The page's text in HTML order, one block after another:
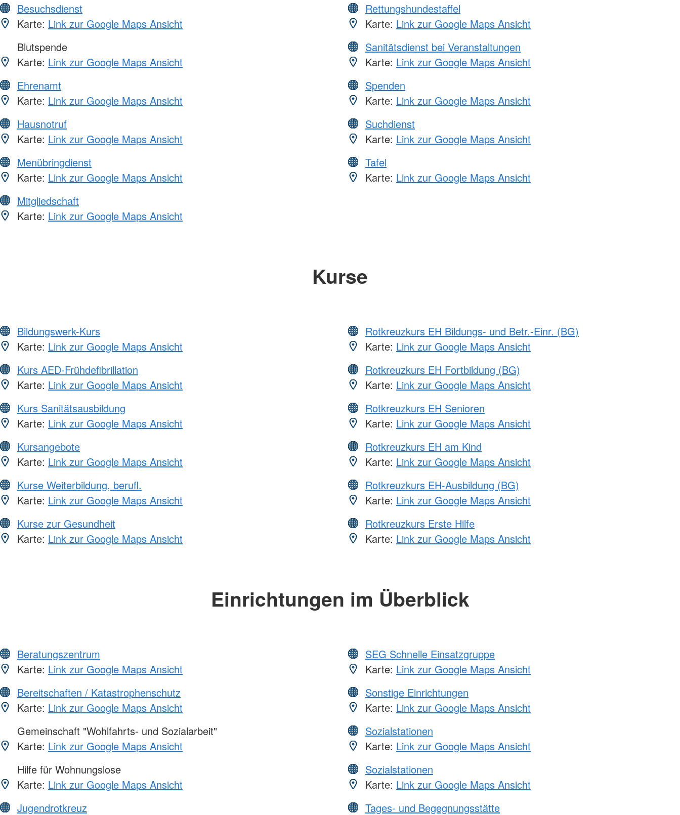
Besuchsdienst
Karte: Link zur Google Maps Ansicht
Blutspende
Karte: Link zur Google Maps Ansicht
Ehrenamt
Karte: Link zur Google Maps Ansicht
Hausnotruf
Karte: Link zur Google Maps Ansicht
Menübringdienst
Karte: Link zur Google Maps Ansicht
Mitgliedschaft
Karte: Link zur Google Maps Ansicht
Rettungshundestaffel
Karte: Link zur Google Maps Ansicht
Sanitätsdienst bei Veranstaltungen
Karte: Link zur Google Maps Ansicht
Spenden
Karte: Link zur Google Maps Ansicht
Suchdienst
Karte: Link zur Google Maps Ansicht
Tafel
Karte: Link zur Google Maps Ansicht
Kurse
Bildungswerk-Kurs
Karte: Link zur Google Maps Ansicht
Kurs AED-Frühdefibrillation
Karte: Link zur Google Maps Ansicht
Kurs Sanitätsausbildung
Karte: Link zur Google Maps Ansicht
Kursangebote
Karte: Link zur Google Maps Ansicht
Kurse Weiterbildung, berufl.
Karte: Link zur Google Maps Ansicht
Kurse zur Gesundheit
Karte: Link zur Google Maps Ansicht
Rotkreuzkurs EH Bildungs- und Betr.-Einr. (BG)
Karte: Link zur Google Maps Ansicht
Rotkreuzkurs EH Fortbildung (BG)
Karte: Link zur Google Maps Ansicht
Rotkreuzkurs EH Senioren
Karte: Link zur Google Maps Ansicht
Rotkreuzkurs EH am Kind
Karte: Link zur Google Maps Ansicht
Rotkreuzkurs EH-Ausbildung (BG)
Karte: Link zur Google Maps Ansicht
Rotkreuzkurs Erste Hilfe
Karte: Link zur Google Maps Ansicht
Einrichtungen im Überblick
Beratungszentrum
Karte: Link zur Google Maps Ansicht
Bereitschaften / Katastrophenschutz
Karte: Link zur Google Maps Ansicht
Gemeinschaft "Wohlfahrts- und Sozialarbeit"
Karte: Link zur Google Maps Ansicht
Hilfe für Wohnungslose
Karte: Link zur Google Maps Ansicht
Jugendrotkreuz
SEG Schnelle Einsatzgruppe
Karte: Link zur Google Maps Ansicht
Sonstige Einrichtungen
Karte: Link zur Google Maps Ansicht
Sozialstationen
Karte: Link zur Google Maps Ansicht
Sozialstationen
Karte: Link zur Google Maps Ansicht
Tages- und Begegnungsstätte